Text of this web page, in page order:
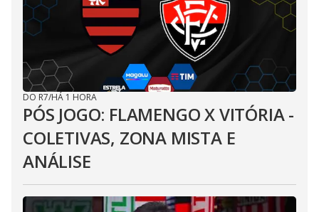
DO R7/HÁ 1 HORA
PÓS JOGO: FLAMENGO X VITÓRIA -
COLETIVAS, ZONA MISTA E
ANÁLISE